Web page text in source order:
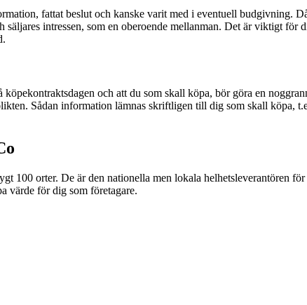
fattat beslut och kanske varit med i eventuell budgivning.
intressen, som en oberoende mellanman. Det är viktigt
och att du som skall köpa, bör göra en
Sådan information lämnas skriftligen till dig som skall köpa,
100 orter. De är den nationella men lokala helhetsleverantören
värde för dig som företagare.